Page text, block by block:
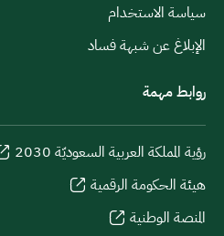
سياسة الاستخدام
الإبلاغ عن شبهة فساد
روابط مهمة
رؤية المملكة العربية السعوديّة 2030
هيئة الحكومة الرقمية
المنصة الوطنية